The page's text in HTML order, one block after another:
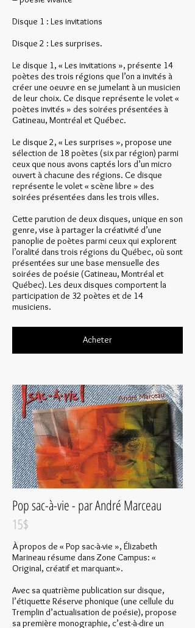
Disque 1 : Les invitations
Disque 2 : Les surprises.
Le disque 1, « Les invitations », présente 14
poètes des trois régions que l’on a invités à
créer une oeuvre en se jumelant à un musicien
de leur choix. Ce disque représente le volet «
poètes invités » des soirées présentées à
Gatineau, Montréal et Québec.
Le disque 2, « Les surprises », propose une
sélection de 18 poètes (six par région) parmi
ceux que nous avons captés lors d’un micro
ouvert à chacune des régions. Ce disque
représente le volet « scène libre » des
soirées présentées dans les trois villes.
Cette parution de deux disques, unique en son
genre, vise à partager la créativité d’une
panoplie de poètes parmi ceux qui explorent
l’oralité dans trois régions du Québec, où sont
présentées sur une base mensuelle des
soirées de poésie (Gatineau, Montréal et
Québec). Les deux disques comportent la
participation de 32 poètes et de 14
musiciens.
Acheter
Pop sac-à-vie - par André Marceau
15$
À propos de « Pop sac-à-vie », Élizabeth
Marineau résume dans Zone Campus: «
Original, créatif et marquant».
Avec sa quatrième publication sur disque,
l’étiquette Réserve phonique (une cellule du
Tremplin d’actualisation de poésie), propose
sa première monographie, c’est-à-dire un